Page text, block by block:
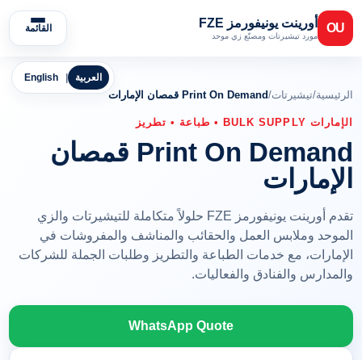
OU أورينت يونيفورمز FZE
مورد تيشيرتات ومصنّع زي موحد
القائمة
English العربية
الرئيسية/تيشيرتات/Print On Demand قمصان الإمارات
الإمارات BULK SUPPLY • طباعة • تطريز
Print On Demand قمصان
الإمارات
تقدم أورينت يونيفورمز FZE حلولاً متكاملة للتيشيرتات والزي
الموحد وملابس العمل والحقائب والمناشف والمفروشات في
الإمارات، مع خدمات الطباعة والتطريز وطلبات الجملة للشركات
والمدارس والفنادق والفعاليات.
WhatsApp Quote